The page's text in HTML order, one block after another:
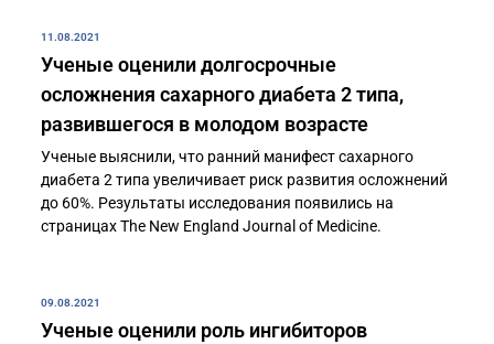
11.08.2021
Ученые оценили долгосрочные
осложнения сахарного диабета 2 типа,
развившегося в молодом возрасте
Ученые выяснили, что ранний манифест сахарного
диабета 2 типа увеличивает риск развития осложнений
до 60%. Результаты исследования появились на
страницах The New England Journal of Medicine.
09.08.2021
Ученые оценили роль ингибиторов